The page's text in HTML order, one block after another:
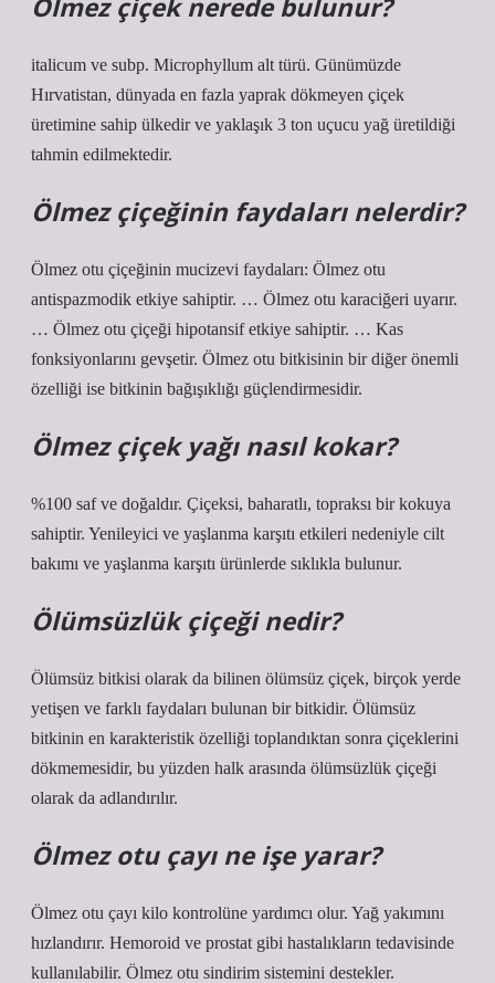
Ölmez çiçek nerede bulunur?
italicum ve subp. Microphyllum alt türü. Günümüzde
Hırvatistan, dünyada en fazla yaprak dökmeyen çiçek
üretimine sahip ülkedir ve yaklaşık 3 ton uçucu yağ üretildiği
tahmin edilmektedir.
Ölmez çiçeğinin faydaları nelerdir?
Ölmez otu çiçeğinin mucizevi faydaları: Ölmez otu
antispazmodik etkiye sahiptir. … Ölmez otu karaciğeri uyarır.
… Ölmez otu çiçeği hipotansif etkiye sahiptir. … Kas
fonksiyonlarını gevşetir. Ölmez otu bitkisinin bir diğer önemli
özelliği ise bitkinin bağışıklığı güçlendirmesidir.
Ölmez çiçek yağı nasıl kokar?
%100 saf ve doğaldır. Çiçeksi, baharatlı, topraksı bir kokuya
sahiptir. Yenileyici ve yaşlanma karşıtı etkileri nedeniyle cilt
bakımı ve yaşlanma karşıtı ürünlerde sıklıkla bulunur.
Ölümsüzlük çiçeği nedir?
Ölümsüz bitkisi olarak da bilinen ölümsüz çiçek, birçok yerde
yetişen ve farklı faydaları bulunan bir bitkidir. Ölümsüz
bitkinin en karakteristik özelliği toplandıktan sonra çiçeklerini
dökmemesidir, bu yüzden halk arasında ölümsüzlük çiçeği
olarak da adlandırılır.
Ölmez otu çayı ne işe yarar?
Ölmez otu çayı kilo kontrolüne yardımcı olur. Yağ yakımını
hızlandırır. Hemoroid ve prostat gibi hastalıkların tedavisinde
kullanılabilir. Ölmez otu sindirim sistemini destekler.